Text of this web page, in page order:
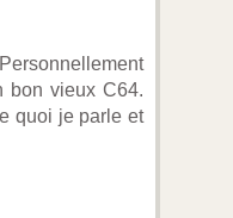
bon vieux C64.
quoi je parle et